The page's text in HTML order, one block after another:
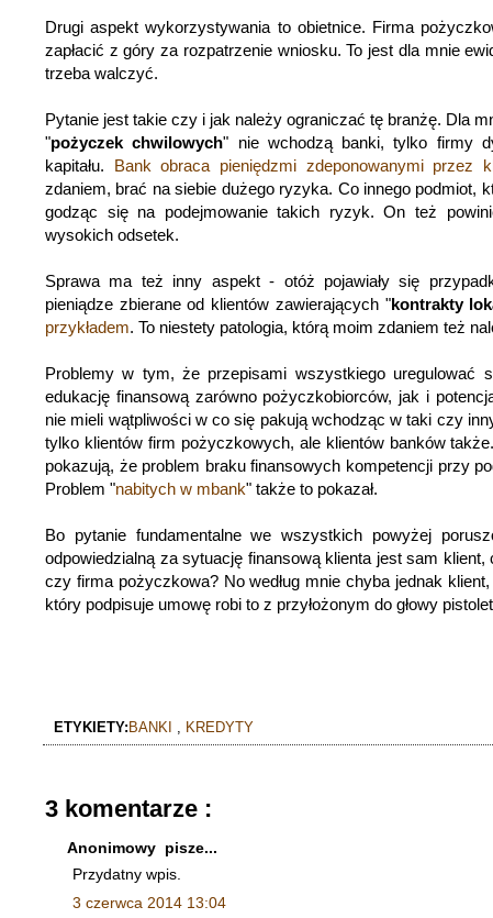
Drugi aspekt wykorzystywania to obietnice. Firma
zapłacić z góry za rozpatrzenie wniosku. To jest dla mnie
trzeba walczyć.
Pytanie jest takie czy i jak należy ograniczać tę branżę. Dla
"pożyczek chwilowych" nie wchodzą banki, tylko firmy
kapitału. Bank obraca pieniędzmi zdeponowanymi przez
zdaniem, brać na siebie dużego ryzyka. Co innego podmiot,
godząc się na podejmowanie takich ryzyk. On też
wysokich odsetek.
Sprawa ma też inny aspekt - otóż pojawiały się
pieniądze zbierane od klientów zawierających "kontrakty
przykładem. To niestety patologia, którą moim zdaniem też
Problemy w tym, że przepisami wszystkiego uregulować
edukację finansową zarówno pożyczkobiorców, jak i
nie mieli wątpliwości w co się pakują wchodząc w taki czy
tylko klientów firm pożyczkowych, ale klientów banków
pokazują, że problem braku finansowych kompetencji przy
Problem "nabitych w mbank" także to pokazał.
Bo pytanie fundamentalne we wszystkich powyżej
odpowiedzialną za sytuację finansową klienta jest sam
czy firma pożyczkowa? No według mnie chyba jednak
który podpisuje umowę robi to z przyłożonym do głowy
ETYKIETY: BANKI , KREDYTY
3 komentarze :
Anonimowy pisze...
Przydatny wpis.
3 czerwca 2014 13:04